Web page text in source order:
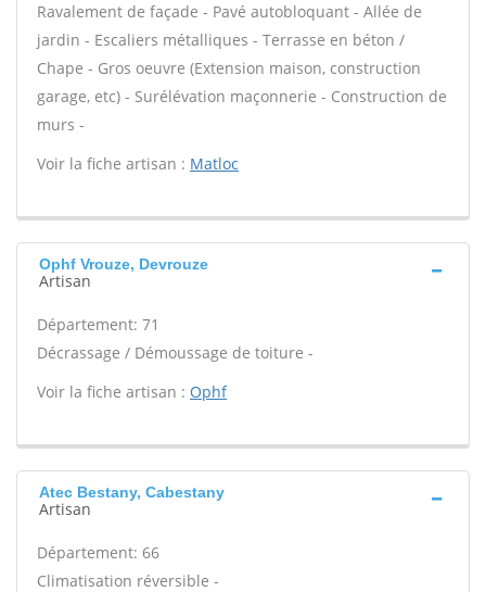
Ravalement de façade - Pavé autobloquant - Allée de
jardin - Escaliers métalliques - Terrasse en béton /
Chape - Gros oeuvre (Extension maison, construction
garage, etc) - Surélévation maçonnerie - Construction de
murs -
Voir la fiche artisan : Matloc
Ophf Vrouze, Devrouze
Artisan
Département: 71
Décrassage / Démoussage de toiture -
Voir la fiche artisan : Ophf
Atec Bestany, Cabestany
Artisan
Département: 66
Climatisation réversible -